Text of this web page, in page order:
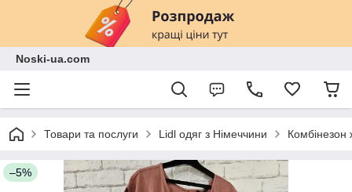
Noski-ua.com
Товари та послуги Lidl одяг з Німеччини Комбінезон
–5%